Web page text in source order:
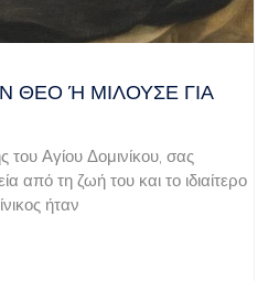
Ή ΜΙΛΟΎΣΕ ΓΙΑ ΤΟ
του Αγίου Δομινίκου, σας
από τη ζωή του και το ιδιαίτερο
ήταν